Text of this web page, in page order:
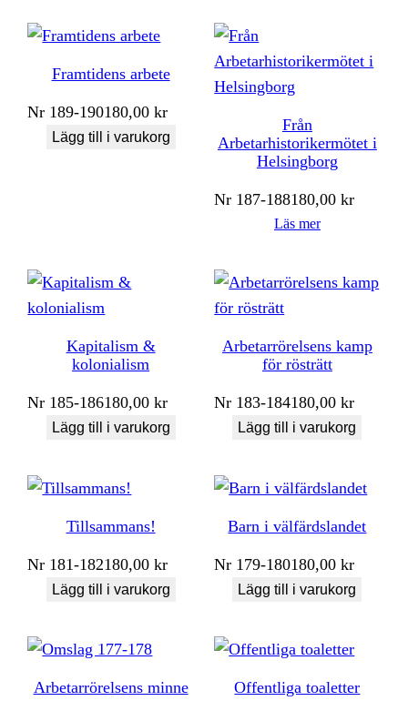
Framtidens arbete
Nr 189-190180,00kr
Lägg till i varukorg
Från
Arbetarhistorikermötet i
Helsingborg
Nr 187-188180,00kr
Läs mer
Kapitalism &
kolonialism
Nr 185-186180,00kr
Lägg till i varukorg
Arbetarrörelsens kamp
för rösträtt
Nr 183-184180,00kr
Lägg till i varukorg
Tillsammans!
Nr 181-182180,00kr
Lägg till i varukorg
Barn i välfärdslandet
Nr 179-180180,00kr
Lägg till i varukorg
Arbetarrörelsens minne Offentliga toaletter